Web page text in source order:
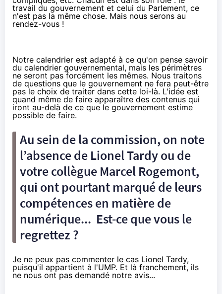
travail du gouvernement et celui du Parlement, ce
n'est pas la même chose. Mais nous serons au
rendez-vous !
Notre calendrier est adapté à ce qu'on pense savoir
du calendrier gouvernemental, mais les périmètres
ne seront pas forcément les mêmes. Nous traitons
de questions que le gouvernement ne fera peut-être
pas le choix de traiter dans cette loi-là. L'idée est
quand même de faire apparaître des contenus qui
iront au-delà de ce que le gouvernement estime
possible de faire.
Au sein de la commission, on note
l’absence de Lionel Tardy ou de
votre collègue Marcel Rogemont,
qui ont pourtant marqué de leurs
compétences en matière de
numérique... Est-ce que vous le
regrettez ?
Je ne peux pas commenter le cas Lionel Tardy,
puisqu'il appartient à l'UMP. Et là franchement, ils
ne nous ont pas demandé notre avis...